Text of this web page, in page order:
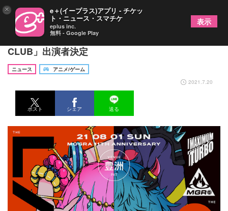
MOGRA 11th ANNIVERSARY「the LIVE」「the
CLUB」出演者決定
ニュース
アニメ/ゲーム
2021.7.20
ポスト シェア 送る
× e＋(イープラス)アプリ - チケッ
ト・ニュース・スマチケ
eplus inc.
無料 - Google Play
表示